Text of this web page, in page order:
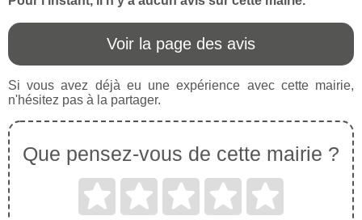
Voir la page des avis
Si vous avez déjà eu une expérience avec cette mairie,
n'hésitez pas à la partager.
Que pensez-vous de cette mairie ?